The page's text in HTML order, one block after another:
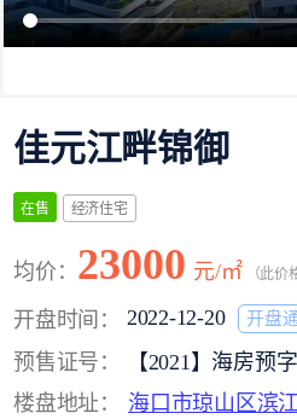
佳元江畔锦御
在售 经济住宅
均价： 23000 元/㎡ （此价
开盘时间： 2022-12-20 开盘
预售证号：
【2021】海房预
楼盘地址：
海口市琼山区滨